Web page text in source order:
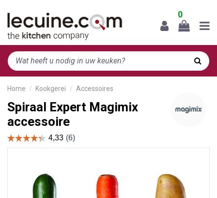
0
Home Kookgerei Accessoires
Spiraal Expert Magimix
accessoire